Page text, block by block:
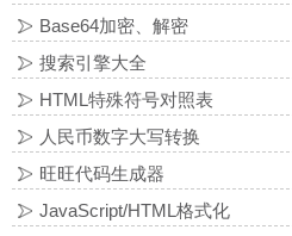
Base64加密、解密
搜索引擎大全
HTML特殊符号对照表
人民币数字大写转换
旺旺代码生成器
JavaScript/HTML格式化